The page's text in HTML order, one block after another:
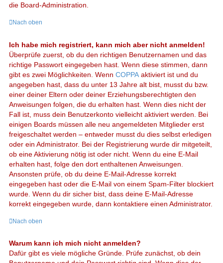
die Board-Administration.
Nach oben
Ich habe mich registriert, kann mich aber nicht anmelden!
Überprüfe zuerst, ob du den richtigen Benutzernamen und das
richtige Passwort eingegeben hast. Wenn diese stimmen, dann
gibt es zwei Möglichkeiten. Wenn COPPA aktiviert ist und du
angegeben hast, dass du unter 13 Jahre alt bist, musst du bzw.
einer deiner Eltern oder deiner Erziehungsberechtigten den
Anweisungen folgen, die du erhalten hast. Wenn dies nicht der
Fall ist, muss dein Benutzerkonto vielleicht aktiviert werden. Bei
einigen Boards müssen alle neu angemeldeten Mitglieder erst
freigeschaltet werden – entweder musst du dies selbst erledigen
oder ein Administrator. Bei der Registrierung wurde dir mitgeteilt,
ob eine Aktivierung nötig ist oder nicht. Wenn du eine E-Mail
erhalten hast, folge den dort enthaltenen Anweisungen.
Ansonsten prüfe, ob du deine E-Mail-Adresse korrekt
eingegeben hast oder die E-Mail von einem Spam-Filter blockiert
wurde. Wenn du dir sicher bist, dass deine E-Mail-Adresse
korrekt eingegeben wurde, dann kontaktiere einen Administrator.
Nach oben
Warum kann ich mich nicht anmelden?
Dafür gibt es viele mögliche Gründe. Prüfe zunächst, ob dein